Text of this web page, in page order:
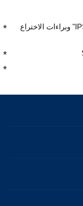
تنتمي ملكية علامة الكلمة / العلامة التجارية "IPS" وبراءات الاختراع